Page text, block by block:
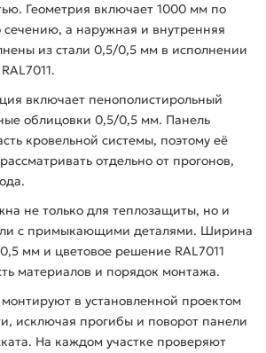
Геометрия включает 1000 мм по
а наружная и внутренняя
из стали 0,5/0,5 мм в исполнении
включает пенополистирольный
облицовки 0,5/0,5 мм. Панель
кровельной системы, поэтому её
отдельно от прогонов,
не только для теплозащиты, но и
с примыкающими деталями. Ширина
мм и цветовое решение RAL7011
материалов и порядок монтажа.
в установленной проектом
исключая прогибы и поворот панели
На каждом участке проверяют